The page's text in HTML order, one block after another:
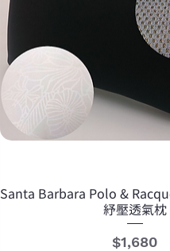
Santa Barbara Polo &
紓壓透氣枕
價格
$1,680